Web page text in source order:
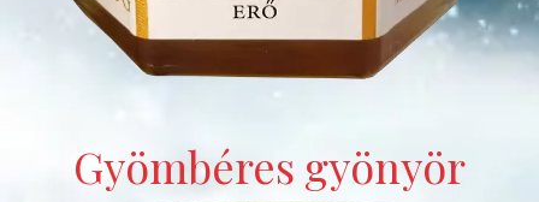
Gyömbéres gyönyör